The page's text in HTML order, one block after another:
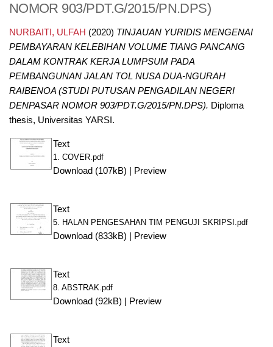
NOMOR 903/PDT.G/2015/PN.DPS)
NURBAITI, ULFAH (2020) TINJAUAN YURIDIS MENGENAI
PEMBAYARAN KELEBIHAN VOLUME TIANG PANCANG
DALAM KONTRAK KERJA LUMPSUM PADA
PEMBANGUNAN JALAN TOL NUSA DUA-NGURAH
RAIBENOA (STUDI PUTUSAN PENGADILAN NEGERI
DENPASAR NOMOR 903/PDT.G/2015/PN.DPS). Diploma
thesis, Universitas YARSI.
Text
1. COVER.pdf
Download (107kB) Preview
Text
5. HALAN PENGESAHAN TIM PENGUJI SKRIPSI.pdf
Download (833kB) Preview
Text
8. ABSTRAK.pdf
Download (92kB) Preview
Text